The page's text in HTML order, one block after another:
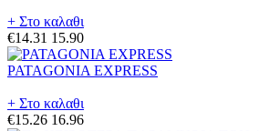
+ Στο καλαθι
€14.31 15.90
PATAGONIA EXPRESS
+ Στο καλαθι
€15.26 16.96